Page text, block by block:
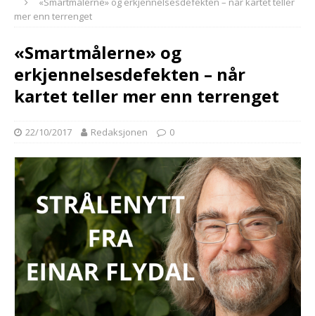
mer enn terrenget
«Smartmålerne» og
erkjennelsesdefekten – når
kartet teller mer enn terrenget
22/10/2017 Redaksjonen 0